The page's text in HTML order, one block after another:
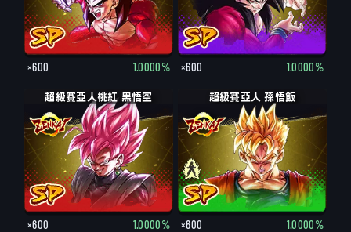
×600 1.0000% ×600 1.0000%
超級賽亞人桃紅 黑悟空
×600 1.0000%
超級賽亞人 孫悟飯
×600 1.0000%